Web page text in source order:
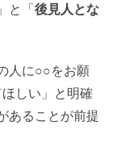
」と「後見人とな
人に○○をお願
しい」と明確
あることが前提